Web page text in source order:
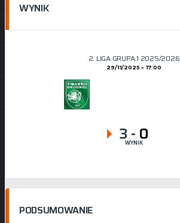
WYNIK
2. LIGA GRUPA 1 2025/2026
29/11/2025 17:00
3- 0
WYNIK
PODSUMOWANIE